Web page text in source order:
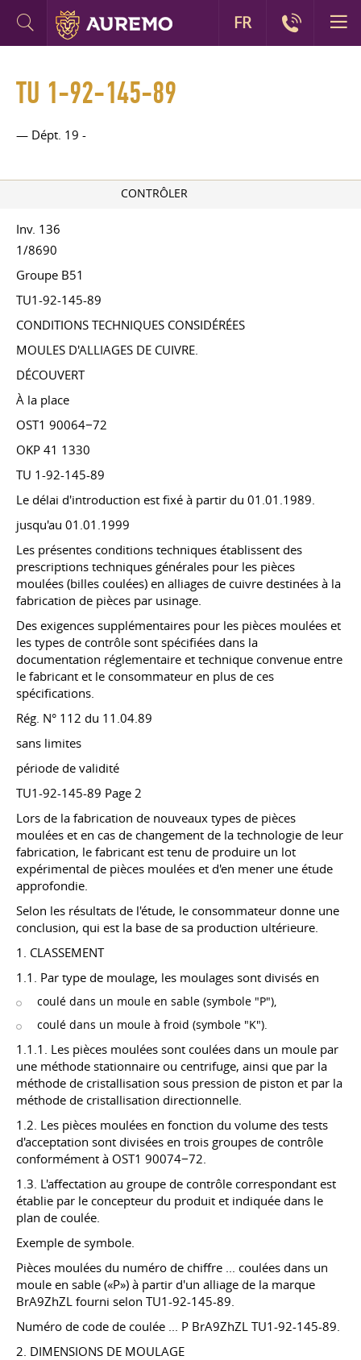
TU 1-92-145-89
— Dépt. 19 -
CONTRÔLER
Inv. 136
1/8690
Groupe B51
TU1-92-145-89
CONDITIONS TECHNIQUES CONSIDÉRÉES
MOULES D'ALLIAGES DE CUIVRE.
DÉCOUVERT
À la place
OST1 90064−72
OKP 41 1330
TU 1-92-145-89
Le délai d'introduction est fixé à partir du 01.01.1989.
jusqu'au 01.01.1999
Les présentes conditions techniques établissent des
prescriptions techniques générales pour les pièces
moulées (billes coulées) en alliages de cuivre destinées à la
fabrication de pièces par usinage.
Des exigences supplémentaires pour les pièces moulées et
les types de contrôle sont spécifiées dans la
documentation réglementaire et technique convenue entre
le fabricant et le consommateur en plus de ces
spécifications.
Rég. N° 112 du 11.04.89
sans limites
période de validité
TU1-92-145-89 Page 2
Lors de la fabrication de nouveaux types de pièces
moulées et en cas de changement de la technologie de leur
fabrication, le fabricant est tenu de produire un lot
expérimental de pièces moulées et d'en mener une étude
approfondie.
Selon les résultats de l'étude, le consommateur donne une
conclusion, qui est la base de sa production ultérieure.
1. CLASSEMENT
1.1. Par type de moulage, les moulages sont divisés en
coulé dans un moule en sable (symbole "P"),
coulé dans un moule à froid (symbole "K").
1.1.1. Les pièces moulées sont coulées dans un moule par
une méthode stationnaire ou centrifuge, ainsi que par la
méthode de cristallisation sous pression de piston et par la
méthode de cristallisation directionnelle.
1.2. Les pièces moulées en fonction du volume des tests
d'acceptation sont divisées en trois groupes de contrôle
conformément à OST1 90074−72.
1.3. L'affectation au groupe de contrôle correspondant est
établie par le concepteur du produit et indiquée dans le
plan de coulée.
Exemple de symbole.
Pièces moulées du numéro de chiffre ... coulées dans un
moule en sable («P») à partir d'un alliage de la marque
BrA9ZhZL fourni selon TU1-92-145-89.
Numéro de code de coulée ... P BrA9ZhZL TU1-92-145-89.
2. DIMENSIONS DE MOULAGE
FR